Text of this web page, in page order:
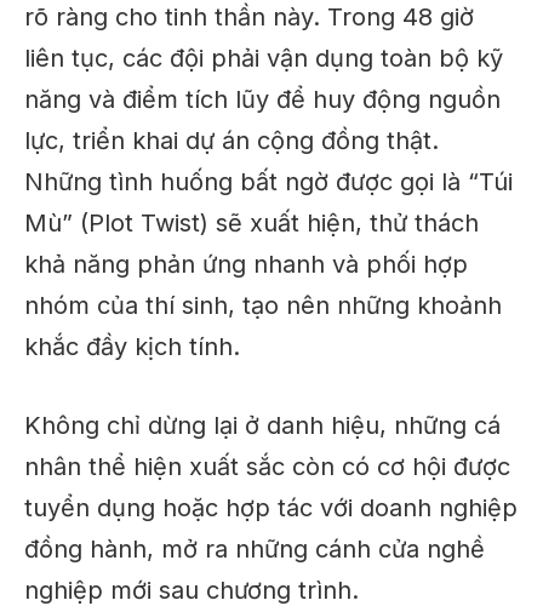
rõ ràng cho tinh thần này. Trong 48 giờ
liên tục, các đội phải vận dụng toàn bộ kỹ
năng và điểm tích lũy để huy động nguồn
lực, triển khai dự án cộng đồng thật.
Những tình huống bất ngờ được gọi là “Túi
Mù” (Plot Twist) sẽ xuất hiện, thử thách
khả năng phản ứng nhanh và phối hợp
nhóm của thí sinh, tạo nên những khoảnh
khắc đầy kịch tính.
Không chỉ dừng lại ở danh hiệu, những cá
nhân thể hiện xuất sắc còn có cơ hội được
tuyển dụng hoặc hợp tác với doanh nghiệp
đồng hành, mở ra những cánh cửa nghề
nghiệp mới sau chương trình.